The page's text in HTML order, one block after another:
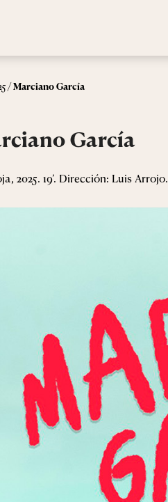
/Marciano García
García
2025. 19’. Dirección: Luis Arrojo.